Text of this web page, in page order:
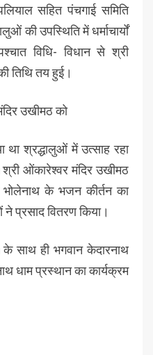
सहित पंचगाई समिति
की उपस्थिति में धर्माचार्यों
विधि- विधान से श्री
तिथि तय हुई।
उखीमठ को
श्रद्धालुओं में उत्साह रहा
ओंकारेश्वर मंदिर उखीमठ
के भजन कीर्तन का
प्रसाद वितरण किया।
साथ ही भगवान केदारनाथ
धाम प्रस्थान का कार्यक्रम